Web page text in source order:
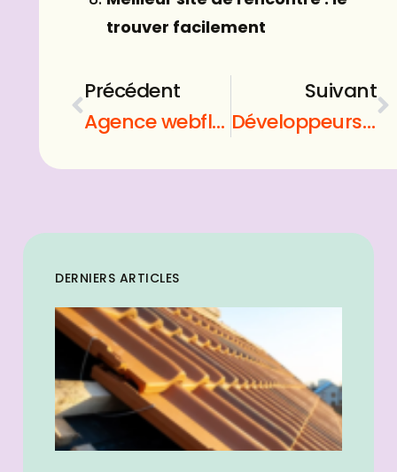
trouver facilement
Précédent
Agence webflow blue paprika : Que faut-il savoir sur cette agence ?
Suivant
Développeurs wordpress opusdomus : Améliorer les fonctionnalités WordPress
DERNIERS ARTICLES